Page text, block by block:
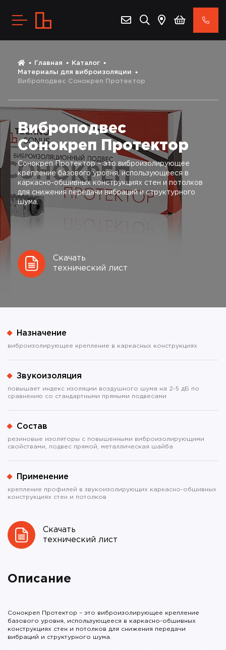
Главная
Каталог
Материалы для виброизоляции
Виброподвес Сонокреп Протектор
Виброподвес
Сонокреп Протектор
Сонокреп Протектор – это виброизолирующее
крепление базового уровня, использующееся в
каркасно-обшивных конструкциях стен и потолков
для снижения передачи вибраций и структурного
шума.
Скачать
технический лист
Назначение
виброизолирующее крепление в каркасных конструкциях
Звукоизоляция
повышает индекс изоляции воздушного шума на 2-5 дБ по
сравнению со стандартными прямыми подвесами
Состав
резиновые изоляторы с повышенными виброизолирующими
свойствами, подвес прямой, металлическая шайба
Применение
крепление профилей в звукоизолирующих каркасно-обшивных
конструкциях стен и потолков
Скачать
технический лист
Описание
Сонокреп Протектор – это виброизолирующее крепление
базового уровня, использующееся в каркасно-обшивных
конструкциях стен и потолков для снижения передачи
вибраций и структурного шума.